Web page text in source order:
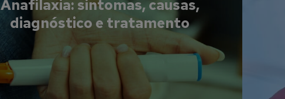
Anafilaxia: sintomas, causas,
diagnóstico e tratamento